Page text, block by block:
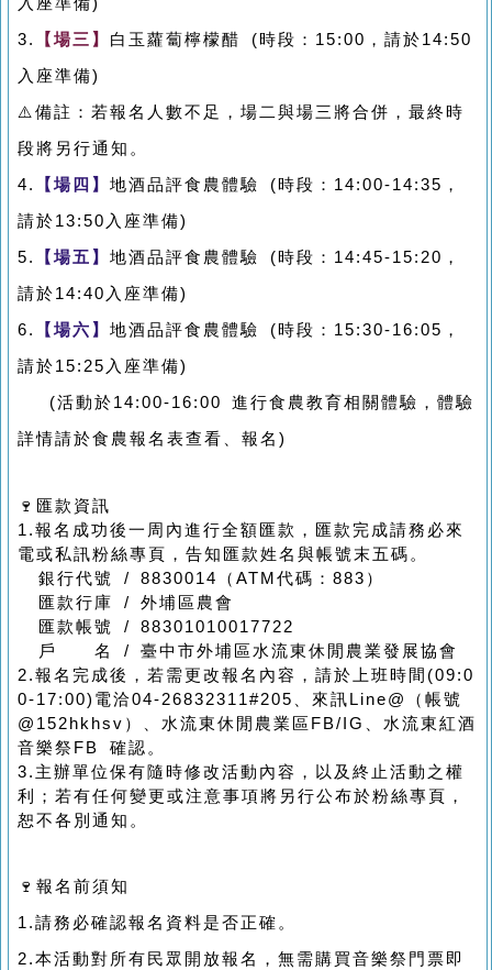
3. 【場三 】 白玉蘿蔔檸檬醋 (時段：15:00，請於14:50
入座準備)
⚠️備註：若報名人數不足，場二與場三將合併，最終時
段將另行通知。
4. 【場四 】 地酒品評食農體驗 (時段：14:00-14:35，
請於13:50入座準備)
5. 【場五 】 地酒品評食農體驗 (時段：14:45-15:20，
請於14:40入座準備)
6. 【場六 】 地酒品評食農體驗 (時段：15:30-16:05，
請於15:25入座準備)
(活動於14:00-16:00 進行食農教育相關體驗，體驗
詳情請於食農報名表查看、報名)
🍷匯款資訊
1.報名成功後一周內進行全額匯款，匯款完成請務必來
電或私訊粉絲專頁，告知匯款姓名與帳號末五碼。
銀行代號 / 8830014（ATM代碼：883）
匯款行庫 / 外埔區農會
匯款帳號 / 88301010017722
戶 名 / 臺中市外埔區水流東休閒農業發展協會
2.報名完成後，若需更改報名內容，請於上班時間(09:0
0-17:00)電洽04-26832311#205、來訊Line@（帳號
@152hkhsv）、水流東休閒農業區FB/IG、水流東紅酒
音樂祭FB 確認。
3.主辦單位保有隨時修改活動內容，以及終止活動之權
利；若有任何變更或注意事項將另行公布於粉絲專頁，
恕不各別通知。
🍷報名前須知
1.請務必確認報名資料是否正確。
2.本活動對所有民眾開放報名，無需購買音樂祭門票即